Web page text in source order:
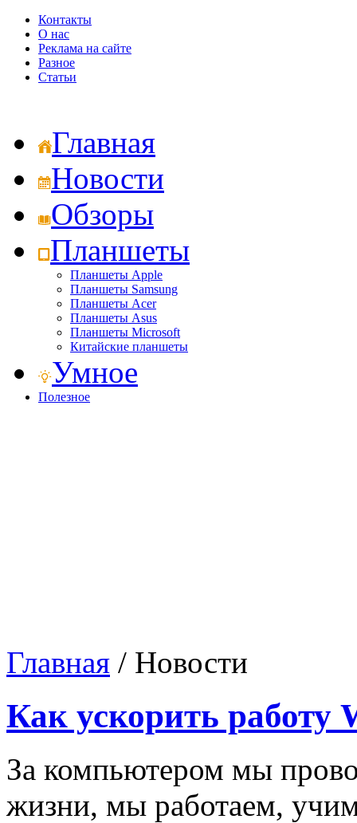
Контакты
О нас
Реклама на сайте
Разное
Статьи
Главная
Новости
Обзоры
Планшеты
Планшеты Apple
Планшеты Samsung
Планшеты Acer
Планшеты Asus
Планшеты Microsoft
Китайские планшеты
Умное
Полезное
Главная / Новости
Как ускорить работу
За компьютером мы
жизни, мы работаем,